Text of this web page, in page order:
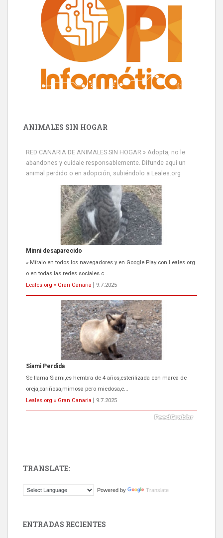
ANIMALES SIN HOGAR
RED CANARIA DE ANIMALES SIN HOGAR » Adopta, no le
abandones y cuídale responsablemente. Difunde aquí un
animal perdido o en adopción, subiéndolo a Leales.org
Minni desaparecido
» Míralo en todos los navegadores y en Google Play con Leales.org
o en todas las redes sociales c...
Leales.org » Gran Canaria | 9.7.2025
Siami Perdida
Se llama Siami,es hembra de 4 años,esterilizada con marca de
oreja,cariñosa,mimosa pero miedosa,e...
Leales.org » Gran Canaria | 9.7.2025
El ayuntamiento se va a llevar a Los Gatos callejeros de la zona los
TRANSLATE:
Powered by Translate
ENTRADAS RECIENTES